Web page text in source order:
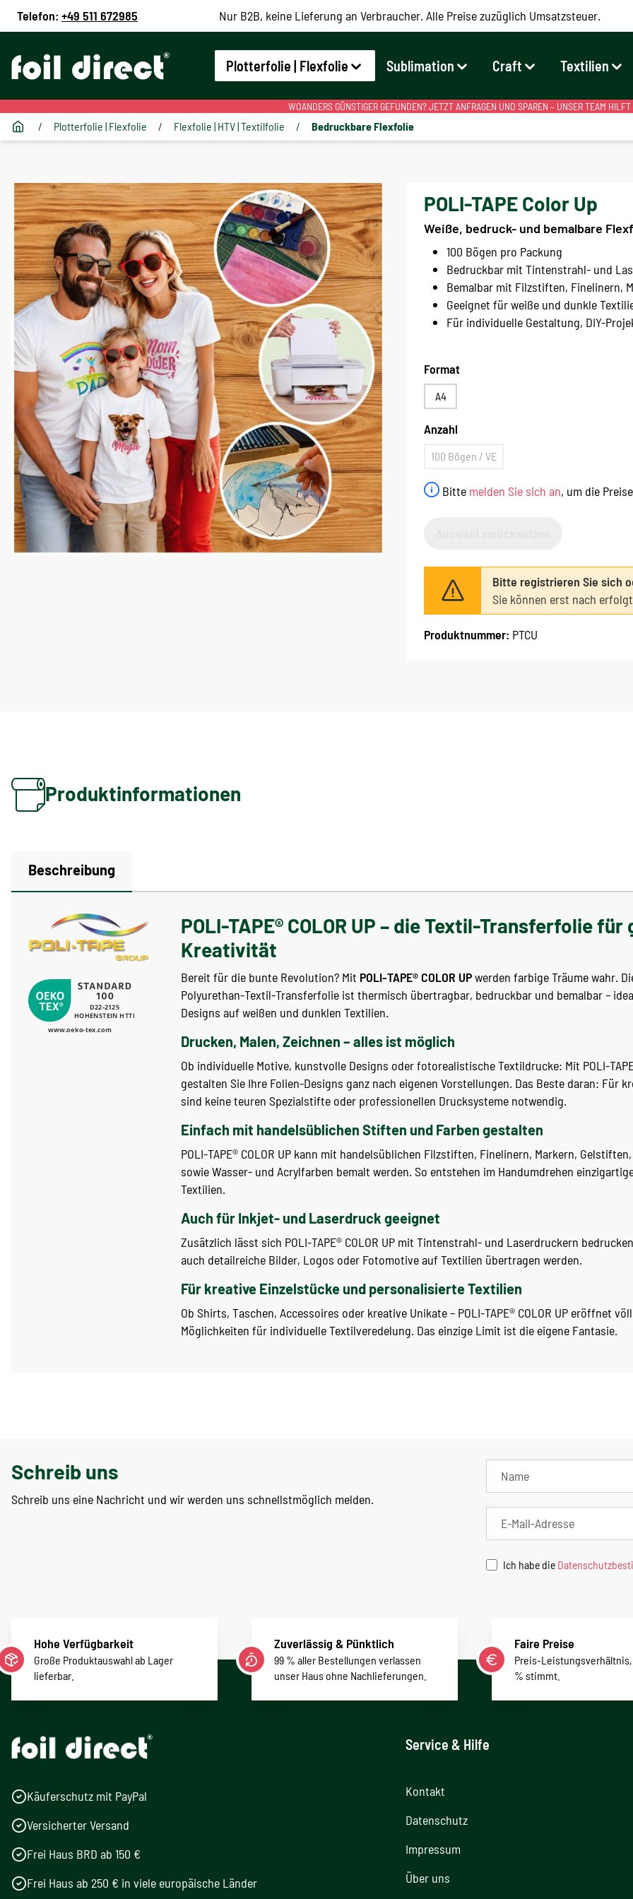
Telefon: +49 511 672985 Nur B2B, keine Lieferung an Verbraucher. Alle Preise zuzüglich Umsatzsteuer.
Plotterfolie | Flexfolie Sublimation Craft Textilien
WOANDERS GÜNSTIGER GEFUNDEN? JETZT ANFRAGEN UND SPAREN – UNSER TEAM HILFT
/ Plotterfolie | Flexfolie / Flexfolie | HTV | Textilfolie / Bedruckbare Flexfolie
POLI-TAPE Color Up
Weiße, bedruck- und bemalbare
100 Bögen pro Packung
Bedruckbar mit Tintenstrahl- und
Bemalbar mit Filzstiften, Finelinern,
Geeignet für weiße und dunkle
Für individuelle Gestaltung, DIY-
Bitte melden Sie sich an, um die
Format
A4
Anzahl
100 Bögen / VE
Bitte registrieren Sie sich
Sie können erst nach
Produktnummer: PTCU
Produktinformationen
Beschreibung
POLI-TAPE® COLOR UP – die Textil-Transferfolie
Kreativität
Bereit für die bunte Revolution? Mit POLI-TAPE® COLOR UPwerden farbige Träume wahr.
Polyurethan-Textil-Transferfolie ist thermisch übertragbar, bedruckbar und bemalbar –
Designs auf weißen und dunklen Textilien.
Drucken, Malen, Zeichnen – alles ist möglich
Ob individuelle Motive, kunstvolle Designs oder fotorealistische Textildrucke: Mit POLI-
gestalten Sie Ihre Folien-Designs ganz nach eigenen Vorstellungen. Das Beste daran: Für
sind keine teuren Spezialstifte oder professionellen Drucksysteme notwendig.
Einfach mit handelsüblichen Stiften und Farben gestalten
POLI-TAPE® COLOR UP kann mit handelsüblichen Filzstiften, Finelinern, Markern,
sowie Wasser- und Acrylfarben bemalt werden. So entstehen im Handumdrehen
Textilien.
Auch für Inkjet- und Laserdruck geeignet
Zusätzlich lässt sich POLI-TAPE® COLOR UP mit Tintenstrahl- und Laserdruckern
auch detailreiche Bilder, Logos oder Fotomotive auf Textilien übertragen werden.
Für kreative Einzelstücke und personalisierte Textilien
Ob Shirts, Taschen, Accessoires oder kreative Unikate – POLI-TAPE® COLOR UP eröffnet
Möglichkeiten für individuelle Textilveredelung. Das einzige Limit ist die eigene Fantasie.
Schreib uns
Schreib uns eine Nachricht und wir werden uns schnellstmöglich melden.
Ich habe die
Hohe Verfügbarkeit
Große Produktauswahl ab Lager
lieferbar.
Zuverlässig & Pünktlich
99 % aller Bestellungen verlassen
unser Haus ohne Nachlieferungen.
Faire Preise
Preis-Leistungsverhältnis,
% stimmt.
Käuferschutz mit PayPal
Versicherter Versand
Frei Haus BRD ab 150 €
Frei Haus ab 250 € in viele europäische Länder
Service & Hilfe
Kontakt
Datenschutz
Impressum
Über uns